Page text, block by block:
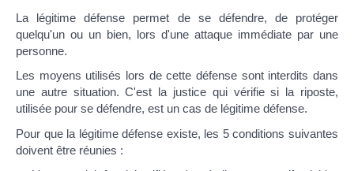
La légitime défense permet de se défendre, de protéger
quelqu'un ou un bien, lors d'une attaque immédiate par une
personne.
Les moyens utilisés lors de cette défense sont interdits dans
une autre situation. C'est la justice qui vérifie si la riposte,
utilisée pour se défendre, est un cas de légitime défense.
Pour que la légitime défense existe, les 5 conditions suivantes
doivent être réunies :